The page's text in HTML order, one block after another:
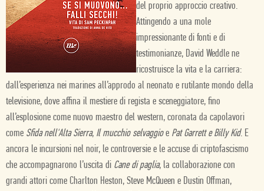
del proprio approccio creativo.
Attingendo a una mole
impressionante di fonti e di
testimonianze, David Weddle ne
ricostruisce la vita e la carriera:
dall’esperienza nei marines all’approdo al neonato e rutilante mondo della
televisione, dove affina il mestiere di regista e sceneggiatore, fino
all’esplosione come nuovo maestro del western, coronata da capolavori
come Sfida nell'Alta Sierra, Il mucchio selvaggioe Pat Garrett e Billy Kid. E
ancora le incursioni nel noir, le controversie e le accuse di criptofascismo
che accompagnarono l’uscita di Cane di paglia, la collaborazione con
grandi attori come Charlton Heston, Steve McQueen e Dustin Offman,